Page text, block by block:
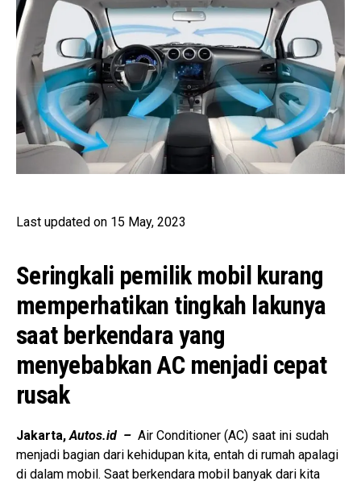
Last updated on 15 May, 2023
Seringkali pemilik mobil kurang
memperhatikan tingkah lakunya
saat berkendara yang
menyebabkan AC menjadi cepat
rusak
Jakarta,Autos.id – Air Conditioner (AC) saat ini sudah
menjadi bagian dari kehidupan kita, entah di rumah apalagi
di dalam mobil. Saat berkendara mobil banyak dari kita